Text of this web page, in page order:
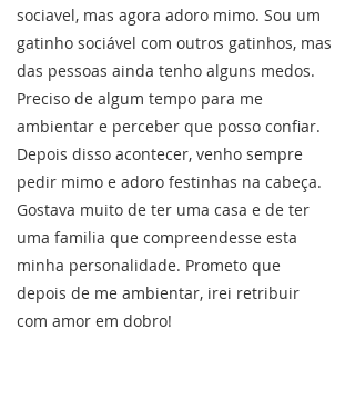
sociavel, mas agora adoro mimo. Sou um
gatinho sociável com outros gatinhos, mas
das pessoas ainda tenho alguns medos.
Preciso de algum tempo para me
ambientar e perceber que posso confiar.
Depois disso acontecer, venho sempre
pedir mimo e adoro festinhas na cabeça.
Gostava muito de ter uma casa e de ter
uma familia que compreendesse esta
minha personalidade. Prometo que
depois de me ambientar, irei retribuir
com amor em dobro!